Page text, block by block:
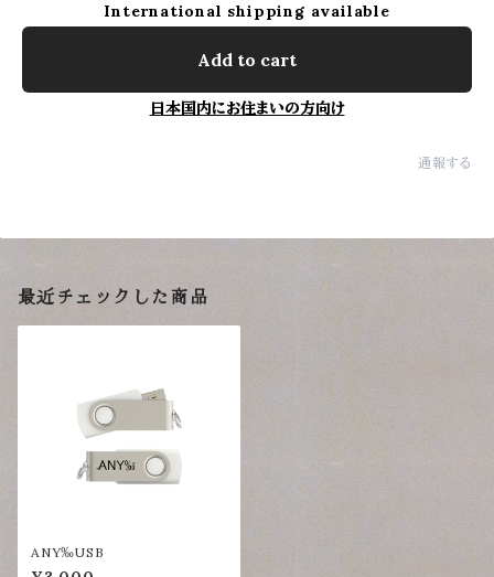
International shipping available
Add to cart
日本国内にお住まいの方向け
通報する
最近チェックした商品
ANY‰USB